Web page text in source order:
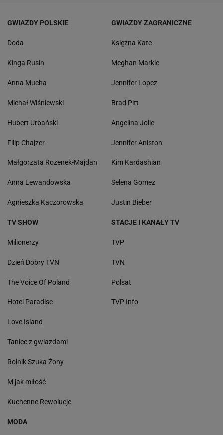
GWIAZDY POLSKIE
Doda
Kinga Rusin
Anna Mucha
Michał Wiśniewski
Hubert Urbański
Filip Chajzer
Małgorzata Rozenek-Majdan
Anna Lewandowska
Agnieszka Kaczorowska
GWIAZDY ZAGRANICZNE
Księżna Kate
Meghan Markle
Jennifer Lopez
Brad Pitt
Angelina Jolie
Jennifer Aniston
Kim Kardashian
Selena Gomez
Justin Bieber
TV SHOW
Milionerzy
Dzień Dobry TVN
The Voice Of Poland
Hotel Paradise
Love Island
Taniec z gwiazdami
Rolnik Szuka Żony
M jak miłość
Kuchenne Rewolucje
STACJE I KANAŁY TV
TVP
TVN
Polsat
TVP Info
MODA